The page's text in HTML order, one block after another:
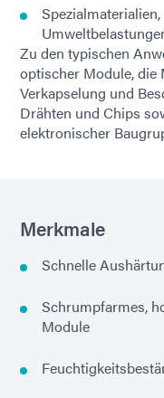
Zu den typischen
optischer Module, die
Verkapselung und
Drähten und Chips
elektronischer
Merkmale
Schnelle
Schrumpfarmes,
Module